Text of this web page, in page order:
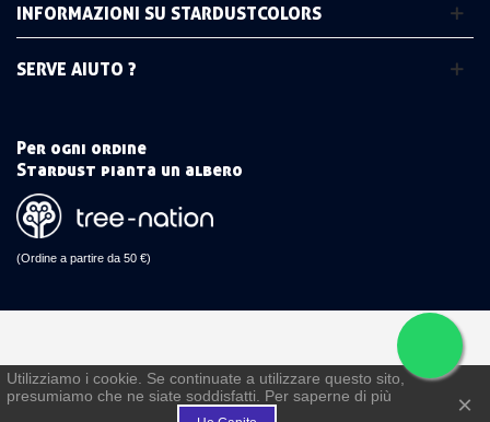
INFORMAZIONI SU STARDUSTCOLORS
SERVE AIUTO ?
Per ogni ordine
Stardust pianta un albero
(Ordine a partire da 50 €)
Utilizziamo i cookie. Se continuate a utilizzare questo sito,
presumiamo che ne siate soddisfatti. Per saperne di più
×